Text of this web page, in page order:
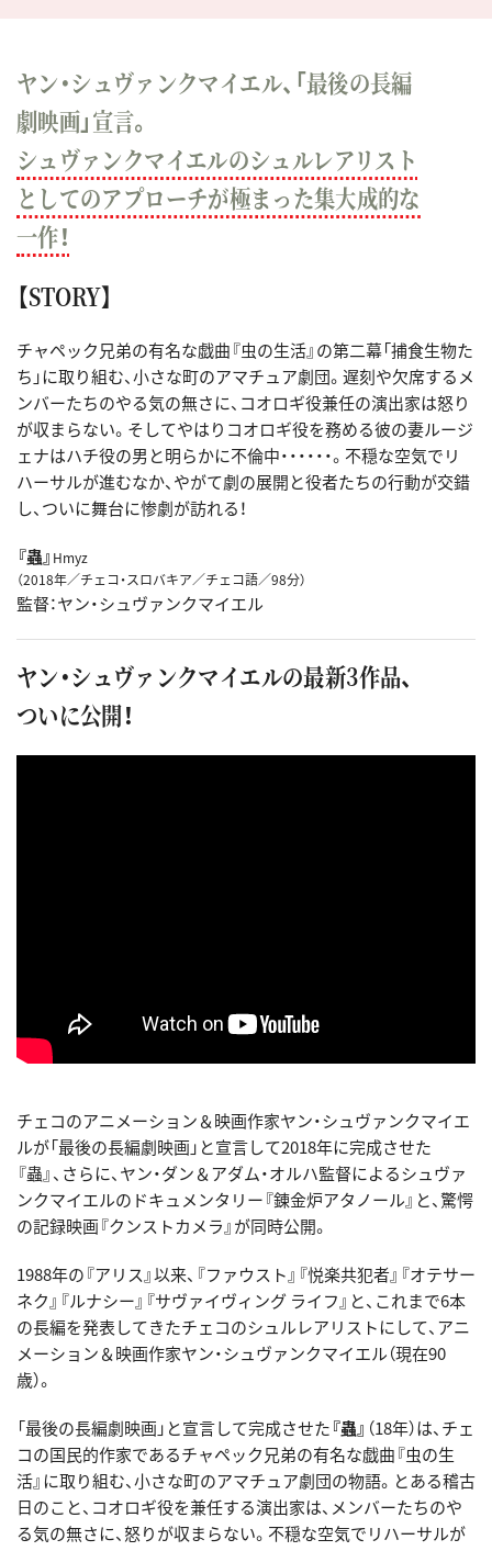
ヤン・シュヴァンクマイエル、「最後の長編
劇映画」宣言。
シュヴァンクマイエルのシュルレアリスト
としてのアプローチが極まった集大成的な
一作！
【STORY】
チャペック兄弟の有名な戯曲『虫の生活』の第二幕「捕食生物た
ち」に取り組む、小さな町のアマチュア劇団。遅刻や欠席するメ
ンバーたちのやる気の無さに、コオロギ役兼任の演出家は怒り
が収まらない。そしてやはりコオロギ役を務める彼の妻ルージ
ェナはハチ役の男と明らかに不倫中・・・・・・。不穏な空気でリ
ハーサルが進むなか、やがて劇の展開と役者たちの行動が交錯
し、ついに舞台に惨劇が訪れる！
『蟲』 Hmyz
（2018年／チェコ・スロバキア／チェコ語／98分）
監督：ヤン・シュヴァンクマイエル
ヤン・シュヴァンクマイエルの最新3作品、
ついに公開！
チェコのアニメーション＆映画作家ヤン・シュヴァンクマイエ
ルが「最後の長編劇映画」と宣言して2018年に完成させた
『蟲』、さらに、ヤン・ダン＆アダム・オルハ監督によるシュヴァ
ンクマイエルのドキュメンタリー『錬金炉アタノール』と、驚愕
の記録映画『クンストカメラ』が同時公開。
1988年の『アリス』以来、『ファウスト』『悦楽共犯者』『オテサー
ネク』『ルナシー』『サヴァイヴィング ライフ』と、これまで6本
の長編を発表してきたチェコのシュルレアリストにして、アニ
メーション＆映画作家ヤン・シュヴァンクマイエル（現在90
歳）。
「最後の長編劇映画」と宣言して完成させた『蟲』 （18年）は、チェ
コの国民的作家であるチャペック兄弟の有名な戯曲『虫の生
活』に取り組む、小さな町のアマチュア劇団の物語。とある稽古
日のこと、コオロギ役を兼任する演出家は、メンバーたちのや
る気の無さに、怒りが収まらない。不穏な空気でリハーサルが